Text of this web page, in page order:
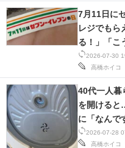
エレクトロニクス専門サイト
電子設計の基本と応用
建設×テクノロジーの最前線
ちょっと気になるネットの話
2026-07-30
高橋ホイコ
7月11日に
レジでもら
る！」「こ
2026-07-28
高橋ホイコ
40代一人暮
を開ける
に「なんで